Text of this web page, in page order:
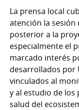
La prensa local
atención la sesión
posterior a la
especialmente el
marcado interés
desarrollados por
vinculados al
y al estudio de los
salud del